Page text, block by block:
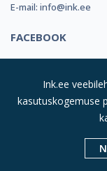
E-mail: info@ink.ee
FACEBOOK
Ink.ee
kasutuskogemuse